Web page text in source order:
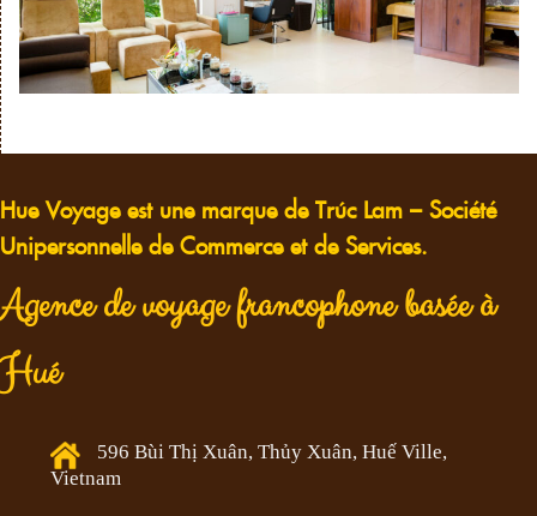
Hue Voyage est une marque de Trúc Lam – Société
Unipersonnelle de Commerce et de Services.
Agence de voyage francophone basée à
Hué
596 Bùi Thị Xuân, Thủy Xuân, Huế Ville,
Vietnam